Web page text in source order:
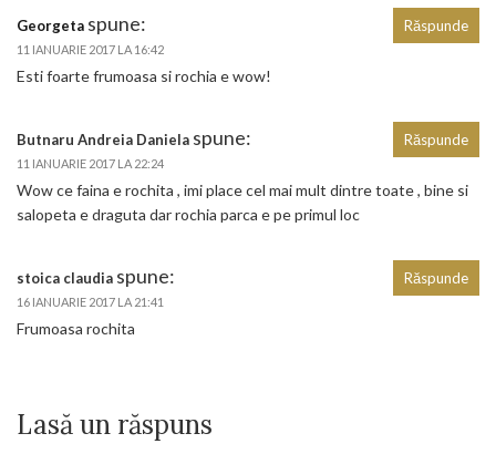
Georgeta spune:
11 IANUARIE 2017 LA 16:42
Esti foarte frumoasa si rochia e wow!
Răspunde
Butnaru Andreia Daniela spune:
11 IANUARIE 2017 LA 22:24
Wow ce faina e rochita , imi place cel mai mult dintre toate , bine si
salopeta e draguta dar rochia parca e pe primul loc
Răspunde
stoica claudia spune:
16 IANUARIE 2017 LA 21:41
Frumoasa rochita
Răspunde
Lasă un răspuns